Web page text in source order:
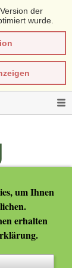
der
wurde.
um Ihnen
erhalten
.